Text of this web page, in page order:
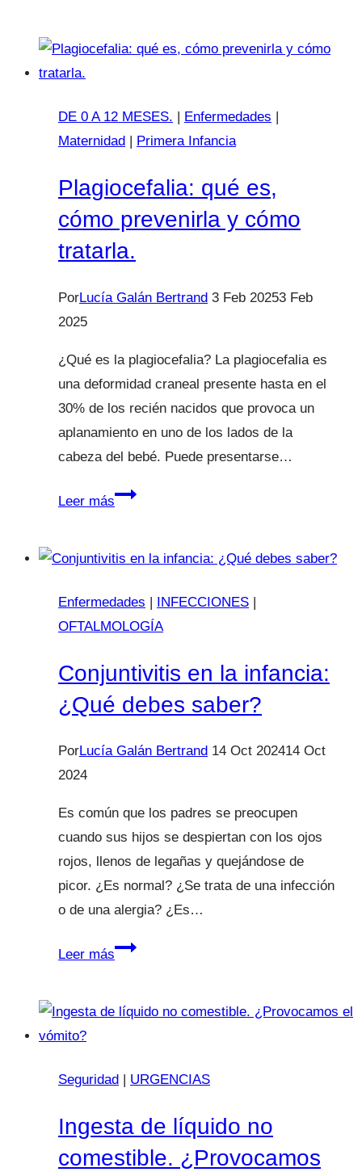
la
DE 0 A 12 MESES. | Enfermedades |
Maternidad | Primera Infancia
Plagiocefalia: qué es,
cómo prevenirla y cómo
tratarla.
PorLucía Galán Bertrand 3 Feb 20253 Feb
2025
¿Qué es la plagiocefalia? La plagiocefalia es
una deformidad craneal presente hasta en el
30% de los recién nacidos que provoca un
aplanamiento en uno de los lados de la
cabeza del bebé. Puede presentarse…
Leer másPlagiocefalia:
cómo
tratarla.
Enfermedades | INFECCIONES |
OFTALMOLOGÍA
Conjuntivitis en la infancia:
¿Qué debes saber?
PorLucía Galán Bertrand 14 Oct 202414 Oct
2024
Es común que los padres se preocupen
cuando sus hijos se despiertan con los ojos
rojos, llenos de legañas y quejándose de
picor. ¿Es normal? ¿Se trata de una infección
o de una alergia? ¿Es…
Leer másConjuntivitis
infancia:
saber?
Seguridad | URGENCIAS
Ingesta de líquido no
comestible. ¿Provocamos